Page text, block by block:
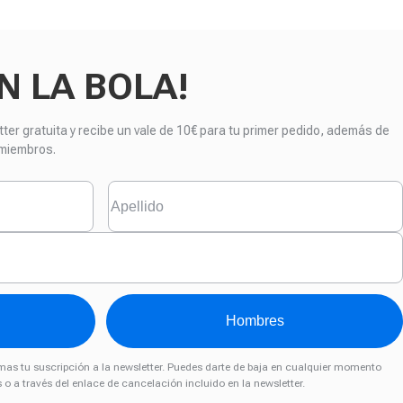
LA BOLA!
gratuita y recibe un vale de 10€ para tu primer pedido, además de
Hombres
tu suscripción a la newsletter. Puedes darte de baja en cualquier momento
o a través del enlace de cancelación incluido en la newsletter.